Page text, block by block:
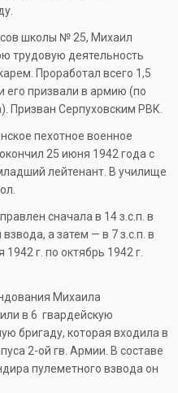
школы № 25, Михаил
трудовую деятельность
Проработал всего 1,5
его призвали в армию (по
Призван Серпуховским РВК.
пехотное военное
25 июня 1942 года с
лейтенант. В училище
сначала в 14 з.с.п. в
а затем — в 7 з.с.п. в
г. по октябрь 1942 г.
Михаила
в 6 гвардейскую
бригаду, которая входила в
2-ой гв. Армии. В составе
пулеметного взвода он